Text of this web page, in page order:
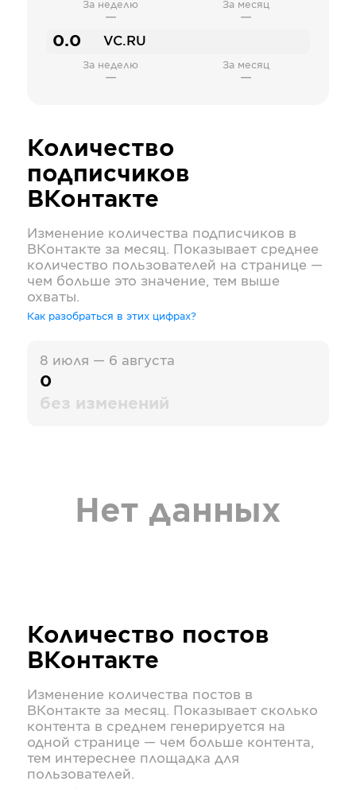
За неделю
—
За месяц
—
0.0 VC.RU
За неделю
—
За месяц
—
Количество
подписчиков
ВКонтакте
Изменение количества подписчиков в
ВКонтакте за месяц. Показывает среднее
количество пользователей на странице —
чем больше это значение, тем выше
охваты.
Как разобраться в этих цифрах?
8 июля — 6 августа
0
без изменений
Нет данных
Количество постов
ВКонтакте
Изменение количества постов в
ВКонтакте за месяц. Показывает сколько
контента в среднем генерируется на
одной странице — чем больше контента,
тем интереснее площадка для
пользователей.